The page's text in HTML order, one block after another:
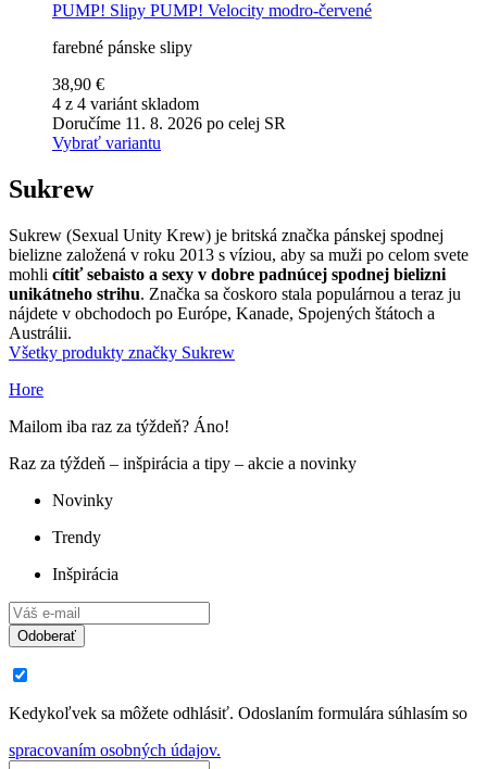
PUMP! Slipy PUMP! Velocity modro-červené
farebné pánske slipy
38,90 €
4 z 4 variánt skladom
Doručíme 11. 8. 2026 po celej SR
Vybrať variantu
Sukrew
Sukrew (Sexual Unity Krew) je britská značka pánskej spodnej
bielizne založená v roku 2013 s víziou, aby sa muži po celom svete
mohli cítiť sebaisto a sexy v dobre padnúcej spodnej bielizni
unikátneho strihu. Značka sa čoskoro stala populárnou a teraz ju
nájdete v obchodoch po Európe, Kanade, Spojených štátoch a
Austrálii.
Všetky produkty značky Sukrew
Hore
Mailom iba raz za týždeň? Áno!
Raz za týždeň – inšpirácia a tipy – akcie a novinky
Novinky
Trendy
Inšpirácia
Odoberať
Kedykoľvek sa môžete odhlásiť. Odoslaním formulára súhlasím so
spracovaním osobných údajov.